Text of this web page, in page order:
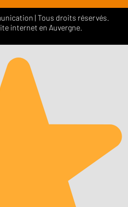
| Tous droits réservés.
internet en Auvergne.